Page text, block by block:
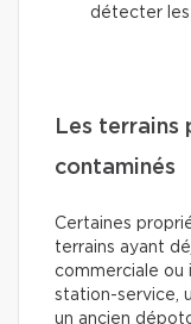
détecter les
Les terrains
contaminés
Certaines
terrains ayant
commerciale ou
station-service,
un ancien